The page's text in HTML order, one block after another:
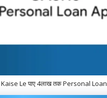
Le पाए 4लाख तक Personal Loan